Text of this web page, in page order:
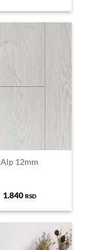
Alp 12mm
1.840 RSD